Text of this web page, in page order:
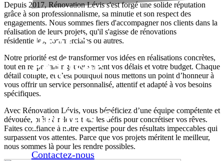
Prêt à
réaliser
vos
projets ?
Contactez-nous
Depuis 2017, Rénovation Lévis s'est forgé une solide réputation
grâce à son professionnalisme, sa minutie et son respect des
engagements. Nous sommes fiers d'accompagner nos clients dans la
réalisation de leurs projets, qu'il s'agisse de rénovations
résidentielles, commerciales ou autres.
Notre priorité est de transformer vos idées en réalisations concrètes,
tout en respectant rigoureusement vos délais et votre budget. Chaque
détail compte, et c’est pourquoi nous mettons un point d’honneur à
vous offrir un service personnalisé, attentif et adapté à vos besoins
spécifiques.
Avec Rénovation Lévis, vous bénéficiez d’une équipe compétente et
dévouée, prête à relever tous les défis pour concrétiser vos rêves.
Faites confiance à notre expertise pour des résultats impeccables qui
surpassent vos attentes. Parce que vos projets méritent le meilleur,
nous sommes là pour les rendre possibles.